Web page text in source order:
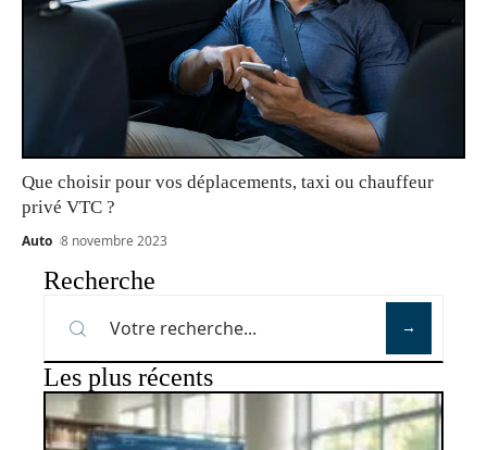
Que choisir pour vos déplacements, taxi ou chauffeur
privé VTC ?
Auto 8 novembre 2023
Recherche
Les plus récents